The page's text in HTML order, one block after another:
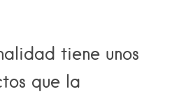
tiene unos
que la